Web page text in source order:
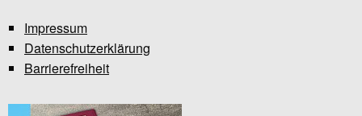
Impressum
Datenschutzerklärung
Barrierefreiheit